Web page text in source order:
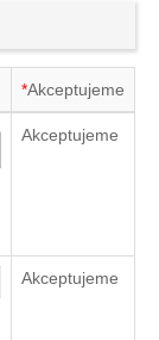
*Akceptujeme
Akceptujeme
Akceptujeme